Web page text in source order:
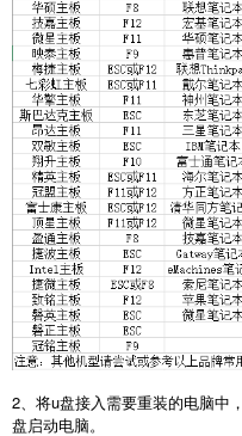
2、将u盘接入需要重装的电脑中
盘启动电脑。